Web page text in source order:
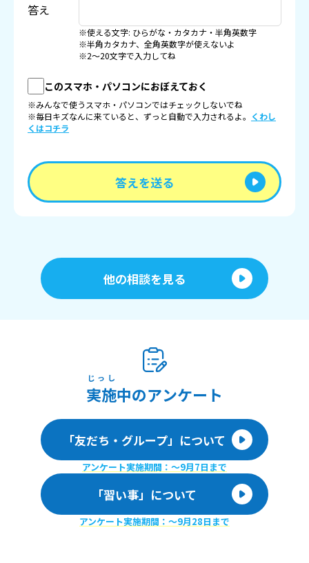
答え
※使える文字: ひらがな・カタカナ・半角英数字
※半角カタカナ、全角英数字が使えないよ
※2〜20文字で入力してね
このスマホ・パソコンにおぼえておく
※みんなで使うスマホ・パソコンではチェックしないでね
※毎日キズなんに来ていると、ずっと自動で入力されるよ。 くわし
くはコチラ
答えを送る
他の相談を見る
実施
じっし
中のアンケート
「友だち・グループ」について
アンケート実施期間：〜9月7日まで
「習い事」について
アンケート実施期間：〜9月28日まで